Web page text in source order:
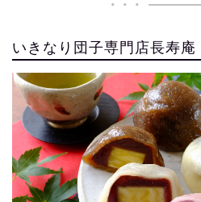
いきなり団子専門店長寿庵